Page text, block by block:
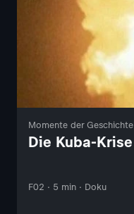
Momente der Geschichte
Die Kuba-Krise
F02 · 5 min · Doku